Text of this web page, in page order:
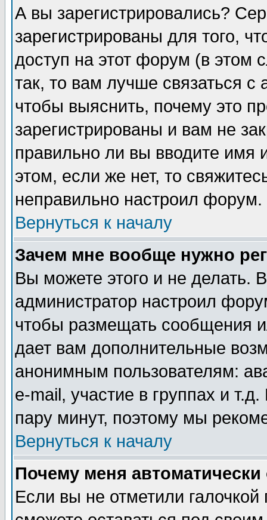
А вы зарегистрировались?
зарегистрированы для того,
доступ на этот форум (в этом
так, то вам лучше связаться
чтобы выяснить, почему это
зарегистрированы и вам не
правильно ли вы вводите
этом, если же нет, то
неправильно настроил форум.
Вернуться к началу
Зачем мне вообще нужно
Вы можете этого и не делать.
администратор настроил
чтобы размещать сообщения
дает вам дополнительные
анонимным пользователям:
e-mail, участие в группах и
пару минут, поэтому мы
Вернуться к началу
Почему меня автоматически
Если вы не отметили галочкой